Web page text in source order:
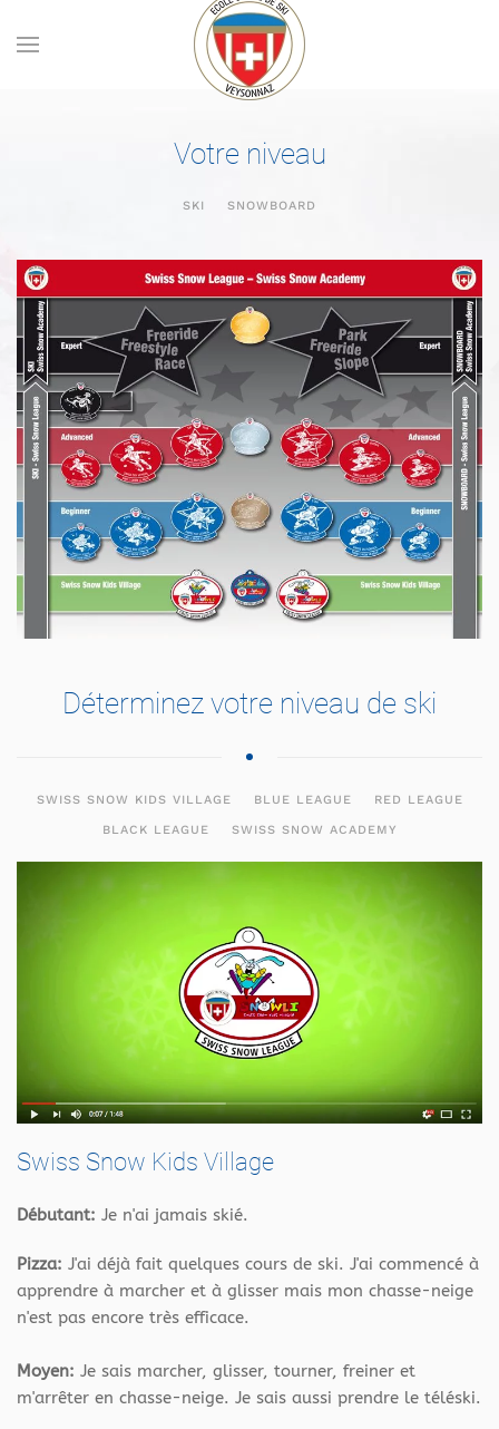
Skip to main content
Votre niveau
SKI SNOWBOARD
Déterminez votre niveau de ski
SWISS SNOW KIDS VILLAGE BLUE LEAGUE RED LEAGUE
BLACK LEAGUE SWISS SNOW ACADEMY
Swiss Snow Kids Village
Débutant: Je n'ai jamais skié.
Pizza: J'ai déjà fait quelques cours de ski. J'ai commencé à
apprendre à marcher et à glisser mais mon chasse-neige
n'est pas encore très efficace.
Moyen: Je sais marcher, glisser, tourner, freiner et
m'arrêter en chasse-neige. Je sais aussi prendre le téléski.